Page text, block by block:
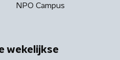
NPO Campus
wekelijkse